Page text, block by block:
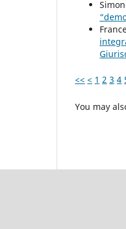
<< < 1 2 3 4
You may